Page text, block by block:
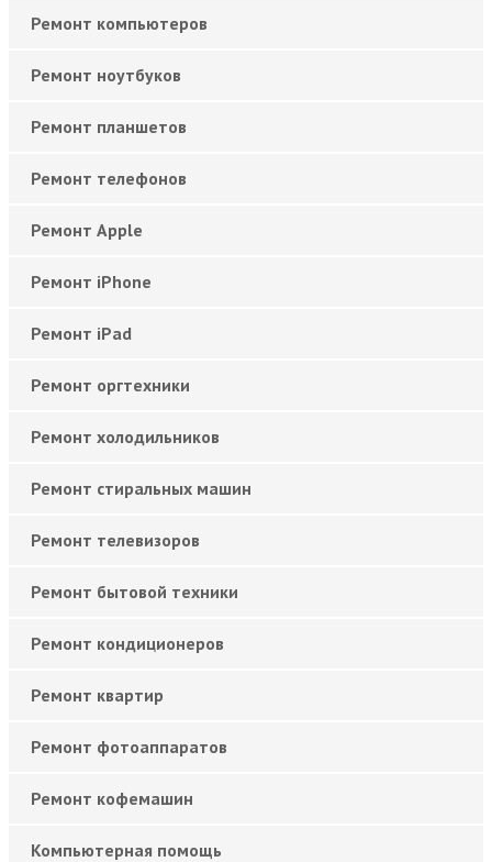
Ремонт компьютеров
Ремонт ноутбуков
Ремонт планшетов
Ремонт телефонов
Ремонт Apple
Ремонт iPhone
Ремонт iPad
Ремонт оргтехники
Ремонт холодильников
Ремонт стиральных машин
Ремонт телевизоров
Ремонт бытовой техники
Ремонт кондиционеров
Ремонт квартир
Ремонт фотоаппаратов
Ремонт кофемашин
Компьютерная помощь